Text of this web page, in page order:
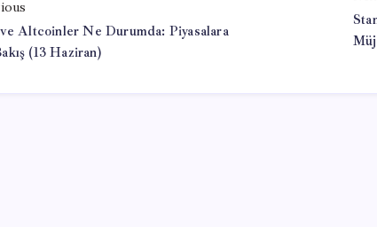
Altcoinler Ne Durumda: Piyasalara
(13 Haziran)